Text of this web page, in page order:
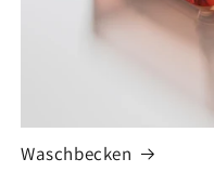
Waschbecken